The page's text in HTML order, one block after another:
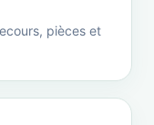
pièces et